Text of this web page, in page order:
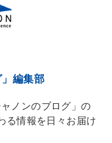
」編集部
ノンのブログ」の
る情報を日々お届け